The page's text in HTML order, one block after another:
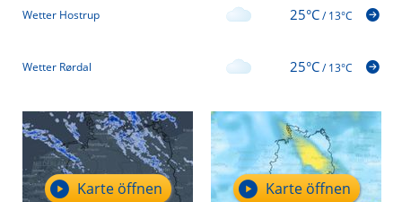
Wetter Hostrup 25°C/13°C
Wetter Rørdal 25°C/13°C
Karte öffnen Karte öffnen